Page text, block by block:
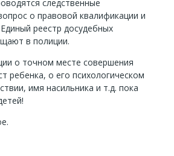
следственные
о правовой квалификации и
реестр досудебных
в полиции.
о точном месте совершения
ребенка, о его психологическом
имя насильника и т.д. пока